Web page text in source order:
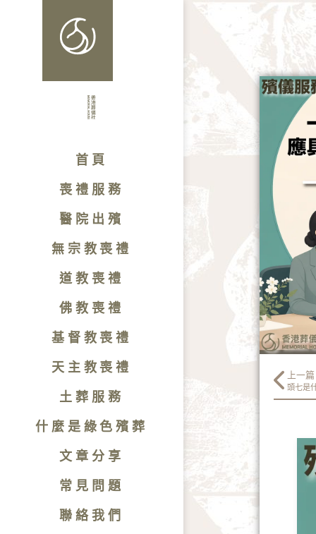
首頁
喪禮服務
醫院出殯
無宗教喪禮
道教喪禮
佛教喪禮
基督教喪禮
天主教喪禮
土葬服務
什麼是綠色殯葬
文章分享
常見問題
聯絡我們
上一篇
頭七是